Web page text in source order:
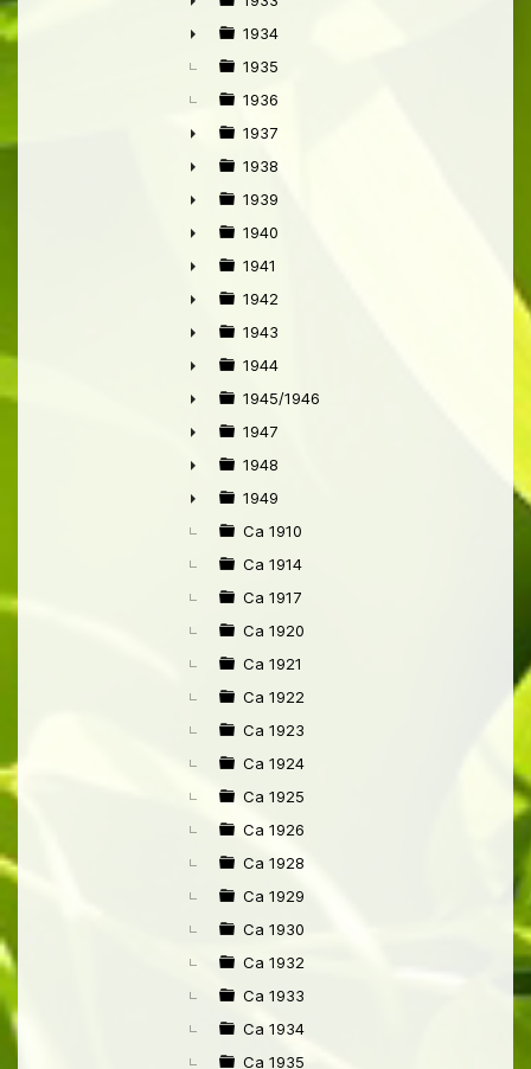
►
►
1934
1935
1936
►
1937
►
1938
►
1939
►
1940
►
1941
►
1942
►
1943
►
1944
►
1945/1946
►
1947
►
1948
►
1949
Ca 1910
Ca 1914
Ca 1917
Ca 1920
Ca 1921
Ca 1922
Ca 1923
Ca 1924
Ca 1925
Ca 1926
Ca 1928
Ca 1929
Ca 1930
Ca 1932
Ca 1933
Ca 1934
Ca 1935